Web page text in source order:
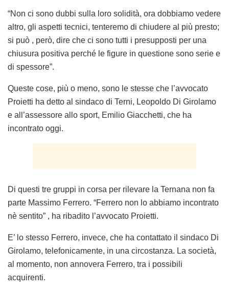
“Non ci sono dubbi sulla loro solidità, ora dobbiamo vedere
altro, gli aspetti tecnici, tenteremo di chiudere al più presto;
si può , però, dire che ci sono tutti i presupposti per una
chiusura positiva perché le figure in questione sono serie e
di spessore”.
Queste cose, più o meno, sono le stesse che l’avvocato
Proietti ha detto al sindaco di Terni, Leopoldo Di Girolamo
e all’assessore allo sport, Emilio Giacchetti, che ha
incontrato oggi.
Di questi tre gruppi in corsa per rilevare la Ternana non fa
parte Massimo Ferrero. “Ferrero non lo abbiamo incontrato
nè sentito” , ha ribadito l’avvocato Proietti.
E’ lo stesso Ferrero, invece, che ha contattato il sindaco Di
Girolamo, telefonicamente, in una circostanza. La società,
al momento, non annovera Ferrero, tra i possibili
acquirenti.